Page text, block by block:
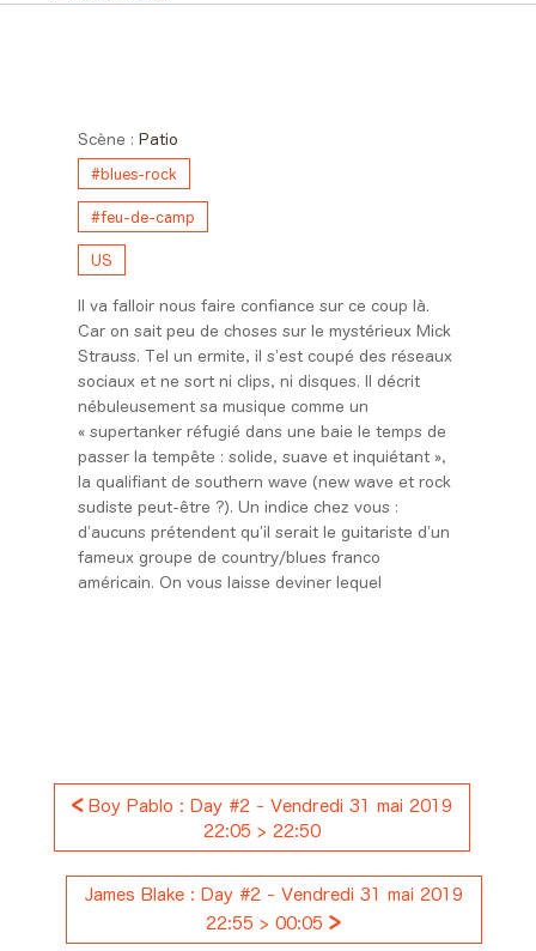
Scène : Patio
#blues-rock
#feu-de-camp
US
Il va falloir nous faire confiance sur ce coup là.
Car on sait peu de choses sur le mystérieux Mick
Strauss. Tel un ermite, il s’est coupé des réseaux
sociaux et ne sort ni clips, ni disques. Il décrit
nébuleusement sa musique comme un
« supertanker réfugié dans une baie le temps de
passer la tempête : solide, suave et inquiétant »,
la qualifiant de southern wave (new wave et rock
sudiste peut-être ?). Un indice chez vous :
d’aucuns prétendent qu’il serait le guitariste d’un
fameux groupe de country/blues franco
américain. On vous laisse deviner lequel
<Boy Pablo : Day #2 - Vendredi 31 mai 2019
22:05 > 22:50
James Blake : Day #2 - Vendredi 31 mai 2019
22:55 > 00:05>